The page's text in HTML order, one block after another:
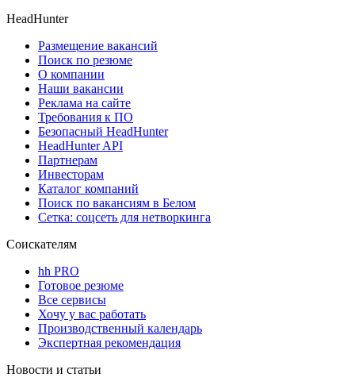
HeadHunter
Размещение вакансий
Поиск по резюме
О компании
Наши вакансии
Реклама на сайте
Требования к ПО
Безопасный HeadHunter
HeadHunter API
Партнерам
Инвесторам
Каталог компаний
Поиск по вакансиям в Белом
Сетка: соцсеть для нетворкинга
Соискателям
hh PRO
Готовое резюме
Все сервисы
Хочу у вас работать
Производственный календарь
Экспертная рекомендация
Новости и статьи